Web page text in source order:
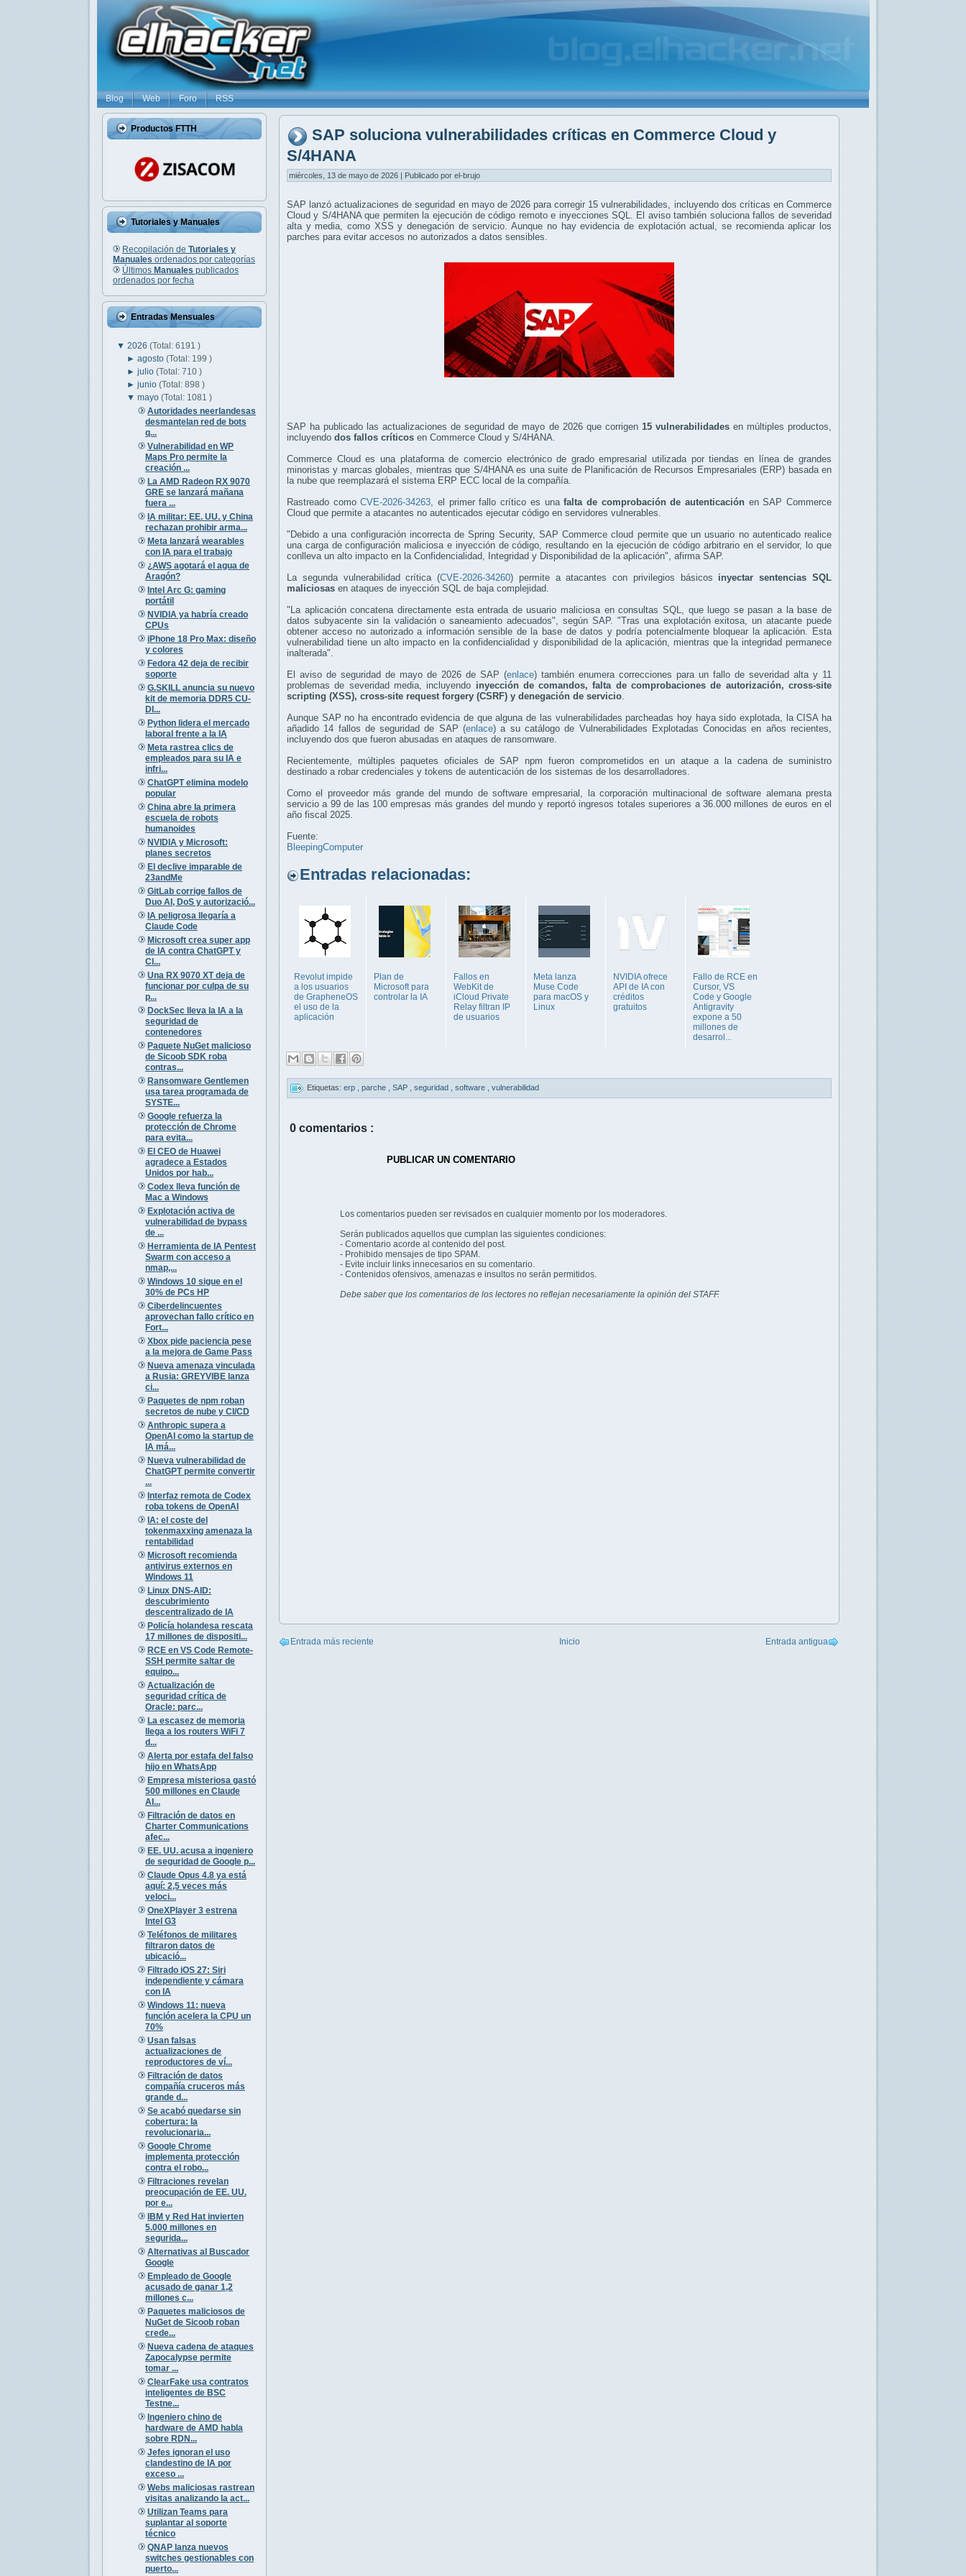
Blog Web Foro RSS
Productos FTTH
Tutoriales y Manuales
Recopilación de Tutoriales y
Manuales ordenados por categorías
Últimos Manuales publicados
ordenados por fecha
Entradas Mensuales
▼ 2026 (Total: 6191 )
►agosto(Total: 199 )
►julio(Total: 710 )
►junio(Total: 898 )
▼mayo(Total: 1081 )
Autoridades neerlandesas
desmantelan red de bots
q...
Vulnerabilidad en WP
Maps Pro permite la
creación ...
La AMD Radeon RX 9070
GRE se lanzará mañana
fuera ...
IA militar: EE. UU. y China
rechazan prohibir arma...
Meta lanzará wearables
con IA para el trabajo
¿AWS agotará el agua de
Aragón?
Intel Arc G: gaming
portátil
NVIDIA ya habría creado
CPUs
iPhone 18 Pro Max: diseño
y colores
Fedora 42 deja de recibir
soporte
G.SKILL anuncia su nuevo
kit de memoria DDR5 CU-
DI...
Python lidera el mercado
laboral frente a la IA
Meta rastrea clics de
empleados para su IA e
infri...
ChatGPT elimina modelo
popular
China abre la primera
escuela de robots
humanoides
NVIDIA y Microsoft:
planes secretos
El declive imparable de
23andMe
GitLab corrige fallos de
Duo AI, DoS y autorizació...
IA peligrosa llegaría a
Claude Code
Microsoft crea super app
de IA contra ChatGPT y
Cl...
Una RX 9070 XT deja de
funcionar por culpa de su
p...
DockSec lleva la IA a la
seguridad de
contenedores
Paquete NuGet malicioso
de Sicoob SDK roba
contras...
Ransomware Gentlemen
usa tarea programada de
SYSTE...
Google refuerza la
protección de Chrome
para evita...
El CEO de Huawei
agradece a Estados
Unidos por hab...
Codex lleva función de
Mac a Windows
Explotación activa de
vulnerabilidad de bypass
de ...
Herramienta de IA Pentest
Swarm con acceso a
nmap,...
Windows 10 sigue en el
30% de PCs HP
Ciberdelincuentes
aprovechan fallo crítico en
Fort...
Xbox pide paciencia pese
a la mejora de Game Pass
Nueva amenaza vinculada
a Rusia: GREYVIBE lanza
ci...
Paquetes de npm roban
secretos de nube y CI/CD
Anthropic supera a
OpenAI como la startup de
IA má...
Nueva vulnerabilidad de
ChatGPT permite convertir
...
Interfaz remota de Codex
roba tokens de OpenAI
IA: el coste del
tokenmaxxing amenaza la
rentabilidad
Microsoft recomienda
antivirus externos en
Windows 11
Linux DNS-AID:
descubrimiento
descentralizado de IA
Policía holandesa rescata
17 millones de dispositi...
RCE en VS Code Remote-
SSH permite saltar de
equipo...
Actualización de
seguridad crítica de
Oracle: parc...
La escasez de memoria
llega a los routers WiFi 7
d...
Alerta por estafa del falso
hijo en WhatsApp
Empresa misteriosa gastó
500 millones en Claude
AI...
Filtración de datos en
Charter Communications
afec...
EE. UU. acusa a ingeniero
de seguridad de Google p...
Claude Opus 4.8 ya está
aquí: 2,5 veces más
veloci...
OneXPlayer 3 estrena
Intel G3
Teléfonos de militares
filtraron datos de
ubicació...
Filtrado iOS 27: Siri
independiente y cámara
con IA
Windows 11: nueva
función acelera la CPU un
70%
Usan falsas
actualizaciones de
reproductores de ví...
Filtración de datos
compañía cruceros más
grande d...
Se acabó quedarse sin
cobertura: la
revolucionaria...
Google Chrome
implementa protección
contra el robo...
Filtraciones revelan
preocupación de EE. UU.
por e...
IBM y Red Hat invierten
5.000 millones en
segurida...
Alternativas al Buscador
Google
Empleado de Google
acusado de ganar 1,2
millones c...
Paquetes maliciosos de
NuGet de Sicoob roban
crede...
Nueva cadena de ataques
Zapocalypse permite
tomar ...
ClearFake usa contratos
inteligentes de BSC
Testne...
Ingeniero chino de
hardware de AMD habla
sobre RDN...
Jefes ignoran el uso
clandestino de IA por
exceso ...
Webs maliciosas rastrean
visitas analizando la act...
Utilizan Teams para
suplantar al soporte
técnico
QNAP lanza nuevos
switches gestionables con
puerto...
SAP soluciona vulnerabilidades críticas en Commerce Cloud y
S/4HANA
miércoles, 13 de mayo de 2026 | Publicado por el-brujo
SAP lanzó actualizaciones de seguridad en mayo de 2026 para corregir 15 vulnerabilidades, incluyendo dos críticas en Commerce
Cloud y S/4HANA que permiten la ejecución de código remoto e inyecciones SQL. El aviso también soluciona fallos de severidad
alta y media, como XSS y denegación de servicio. Aunque no hay evidencia de explotación actual, se recomienda aplicar los
parches para evitar accesos no autorizados a datos sensibles.
SAP ha publicado las actualizaciones de seguridad de mayo de 2026 que corrigen 15 vulnerabilidadesen múltiples productos,
incluyendo dos fallos críticos en Commerce Cloud y S/4HANA.
Commerce Cloud es una plataforma de comercio electrónico de grado empresarial utilizada por tiendas en línea de grandes
minoristas y marcas globales, mientras que S/4HANA es una suite de Planificación de Recursos Empresariales (ERP) basada en
la nube que reemplazará el sistema ERP ECC local de la compañía.
Rastreado comoCVE-2026-34263 , el primer fallo crítico es unafalta de comprobación de autenticaciónen SAP Commerce
Cloud que permite a atacantes no autenticados ejecutar código en servidores vulnerables.
"Debido a una configuración incorrecta de Spring Security, SAP Commerce cloud permite que un usuario no autenticado realice
una carga de configuración maliciosa e inyección de código, resultando en la ejecución de código arbitrario en el servidor, lo que
conlleva un alto impacto en la Confidencialidad, Integridad y Disponibilidad de la aplicación", afirma SAP.
La segunda vulnerabilidad crítica (CVE-2026-34260) permite a atacantes con privilegios básicos inyectar sentencias SQL
maliciosas en ataques de inyección SQL de baja complejidad.
"La aplicación concatena directamente esta entrada de usuario maliciosa en consultas SQL, que luego se pasan a la base de
datos subyacente sin la validación o saneamiento adecuados", según SAP. "Tras una explotación exitosa, un atacante puede
obtener acceso no autorizado a información sensible de la base de datos y podría potencialmente bloquear la aplicación. Esta
vulnerabilidad tiene un alto impacto en la confidencialidad y disponibilidad de la aplicación, mientras que la integridad permanece
inalterada".
El aviso de seguridad de mayo de 2026 de SAP (enlace) también enumera correcciones para un fallo de severidad alta y 11
problemas de severidad media, incluyendo inyección de comandos, falta de comprobaciones de autorización, cross-site
scripting (XSS), cross-site request forgery (CSRF) y denegación de servicio
Aunque SAP no ha encontrado evidencia de que alguna de las vulnerabilidades parcheadas hoy haya sido explotada, la CISA ha
añadido 14 fallos de seguridad de SAP (enlace) a su catálogo de Vulnerabilidades Explotadas Conocidas en años recientes,
incluyendo dos que fueron abusadas en ataques de ransomware.
Recientemente, múltiples paquetes oficiales de SAP npm fueron comprometidos en un ataque a la cadena de suministro
destinado a robar credenciales y tokens de autenticación de los sistemas de los desarrolladores.
Como el proveedor más grande del mundo de software empresarial, la corporación multinacional de software alemana presta
servicio a 99 de las 100 empresas más grandes del mundo y reportó ingresos totales superiores a 36.000 millones de euros en el
año fiscal 2025.
Fuente:
BleepingComputer
Entradas relacionadas:
Revolut impide
a los usuarios
de GrapheneOS
el uso de la
aplicación
Plan de
Microsoft para
controlar la IA
Fallos en
WebKit de
iCloud Private
Relay filtran IP
de usuarios
Meta lanza
Muse Code
para macOS y
Linux
NVIDIA ofrece
API de IA con
créditos
gratuitos
Fallo de RCE en
Cursor, VS
Code y Google
Antigravity
expone a 50
millones de
desarrol...
Etiquetas: erp parche SAP seguridad software vulnerabilidad
0 comentarios :
PUBLICAR UN COMENTARIO
Los comentarios pueden ser revisados en cualquier momento por los moderadores.
Serán publicados aquellos que cumplan las siguientes condiciones:
- Comentario acorde al contenido del post.
- Prohibido mensajes de tipo SPAM.
- Evite incluir links innecesarios en su comentario.
- Contenidos ofensivos, amenazas e insultos no serán permitidos.
Debe saber que los comentarios de los lectores no reflejan necesariamente la opinión del STAFF.
Entrada más reciente Entrada antigua
Inicio